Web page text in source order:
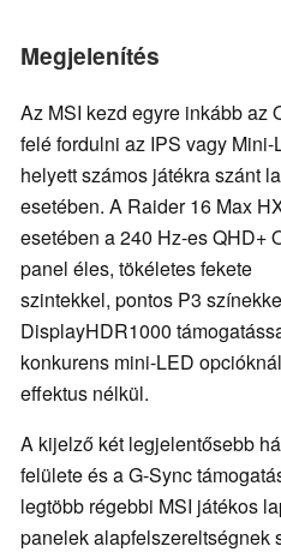
Megjelenítés
Az MSI kezd egyre inkább az
felé fordulni az IPS vagy Mini-
helyett számos játékra szánt
esetében. A Raider 16 Max
esetében a 240 Hz-es QHD+
panel éles, tökéletes fekete
szintekkel, pontos P3
DisplayHDR1000
konkurens mini-LED
effektus nélkül.
A kijelző két legjelentősebb
felülete és a G-Sync
legtöbb régebbi MSI játékos
panelek alapfelszereltségnek